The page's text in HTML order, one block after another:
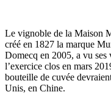
Le vignoble de la Maison
créé en 1827 la marque
Domecq en 2005, a vu ses
l’exercice clos en mars
bouteille de cuvée
Unis, en Chine.